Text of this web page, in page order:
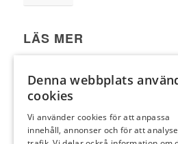
LÄS MER
Bostäder till salu
VÅRT TEAM
Sälj med oss
Köp med oss
Integritetspolicy
Denna webbplats
cookies
Vi använder cookies för att anpassa
innehåll, annonser och för att